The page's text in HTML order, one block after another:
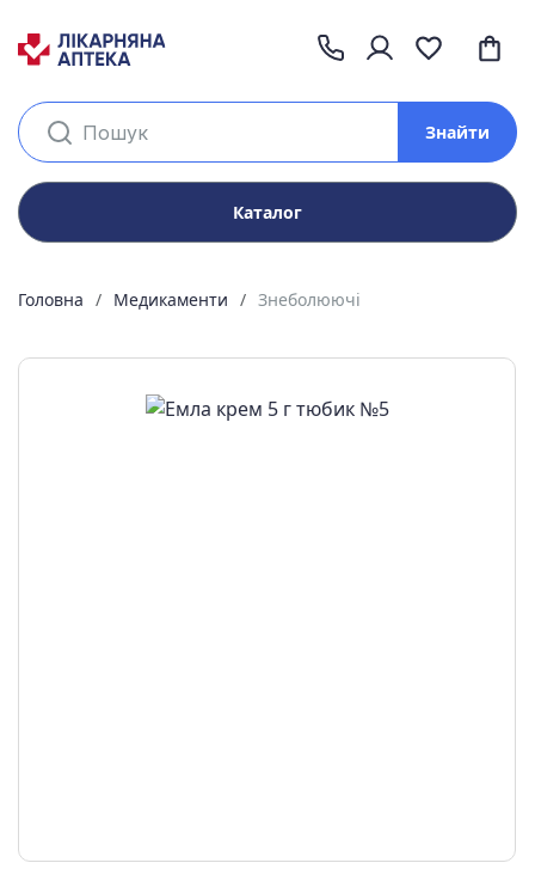
Каталог
Знайти
Головна Медикаменти Знеболюючі